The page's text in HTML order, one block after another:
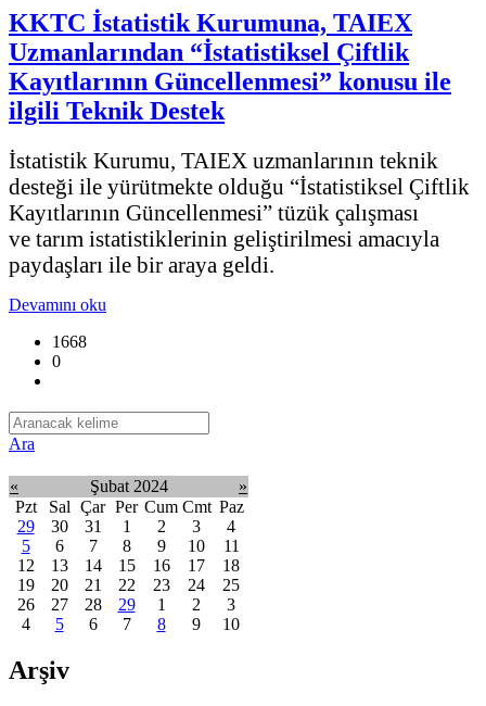
KKTC İstatistik Kurumuna, TAIEX
Uzmanlarından “İstatistiksel Çiftlik
Kayıtlarının Güncellenmesi” konusu ile
ilgili Teknik Destek
İstatistik Kurumu, TAIEX uzmanlarının teknik
desteği ile yürütmekte olduğu “İstatistiksel Çiftlik
Kayıtlarının Güncellenmesi” tüzük çalışması
ve tarım istatistiklerinin geliştirilmesi amacıyla
paydaşları ile bir araya geldi.
Devamını oku
1668
0
Ara
« Şubat 2024
»
Pzt
Sal Çar Per Cum Cmt Paz
29
30 31 1 2 3
4
5
6 7 8 9 10
11
12
13 14 15 16 17
18
19
20 21 22 23 24
25
26
27 28 29 1 2
3
4
5 6 7 8 9 10
Arşiv